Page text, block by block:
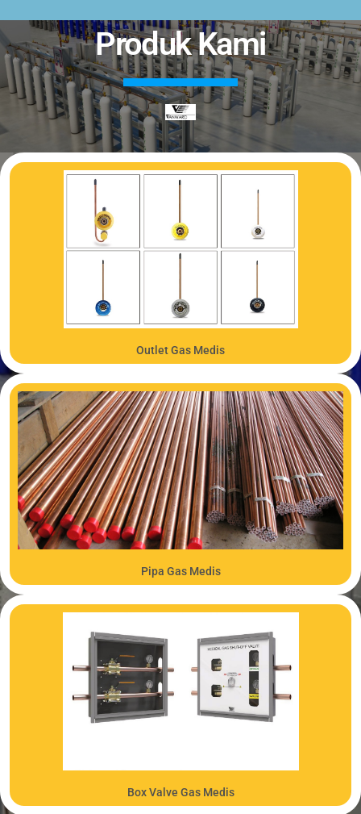
Produk Kami
Produk
Outlet Gas Medis
Produk
Pipa Gas Medis
PRODUK
Box Valve Gas Medis